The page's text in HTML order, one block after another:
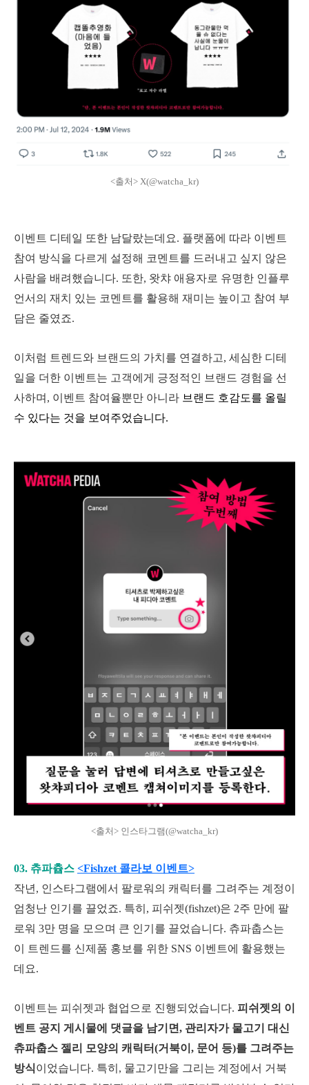
<출처> X(@watcha_kr)
이벤트 디테일 또한 남달랐는데요. 플랫폼에 따라 이벤트
참여 방식을 다르게 설정해 코멘트를 드러내고 싶지 않은
사람을 배려했습니다. 또한, 왓챠 애용자로 유명한 인플루
언서의 재치 있는 코멘트를 활용해 재미는 높이고 참여 부
담은 줄였죠.
이처럼 트렌드와 브랜드의 가치를 연결하고, 세심한 디테
일을 더한 이벤트는 고객에게 긍정적인 브랜드 경험을 선
사하며, 이벤트 참여율뿐만 아니라 브랜드 호감도를 올릴
수 있다는 것을 보여주었습니다.
<출처> 인스타그램(@watcha_kr)
03. 츄파츕스 <Fishzet 콜라보 이벤트>
작년, 인스타그램에서 팔로워의 캐릭터를 그려주는 계정이
엄청난 인기를 끌었죠. 특히, 피쉬젯(fishzet)은 2주 만에 팔
로워 3만 명을 모으며 큰 인기를 끌었습니다. 츄파춥스는
이 트렌드를 신제품 홍보를 위한 SNS 이벤트에 활용했는
데요.
이벤트는 피쉬젯과 협업으로 진행되었습니다. 피쉬젯의 이
벤트 공지 게시물에 댓글을 남기면, 관리자가 물고기 대신
츄파춥스 젤리 모양의 캐릭터(거북이, 문어 등)를 그려주는
방식이었습니다. 특히, 물고기만을 그리는 계정에서 거북